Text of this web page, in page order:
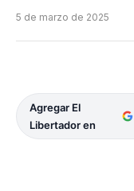
5 de marzo de 2025
Agregar El
Libertador en